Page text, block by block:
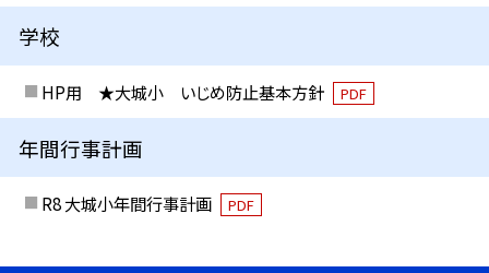
学校
HP用 ★大城小 いじめ防止基本方針 PDF
年間行事計画
R8 大城小年間行事計画 PDF